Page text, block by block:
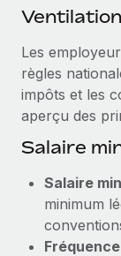
Gardez un
matière de
Gestion des
dans le
Création
Établissez
conformité
BLOG
EOR et PEO
Gestion des
Taxes
Explorer le
BLOG
Les
règles
impôts et les
aperçu des
Salaire
Salaire
minimum